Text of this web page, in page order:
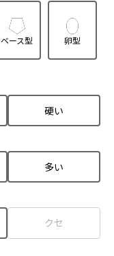
ベース型 卵型
硬い
多い
クセ